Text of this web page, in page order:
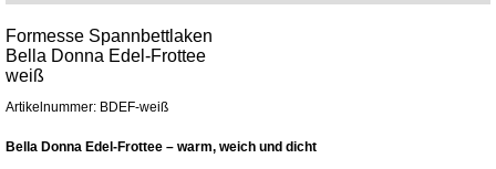
Formesse Spannbettlaken
Bella Donna Edel-Frottee
weiß
Artikelnummer: BDEF-weiß
Bella Donna Edel-Frottee – warm, weich und dicht